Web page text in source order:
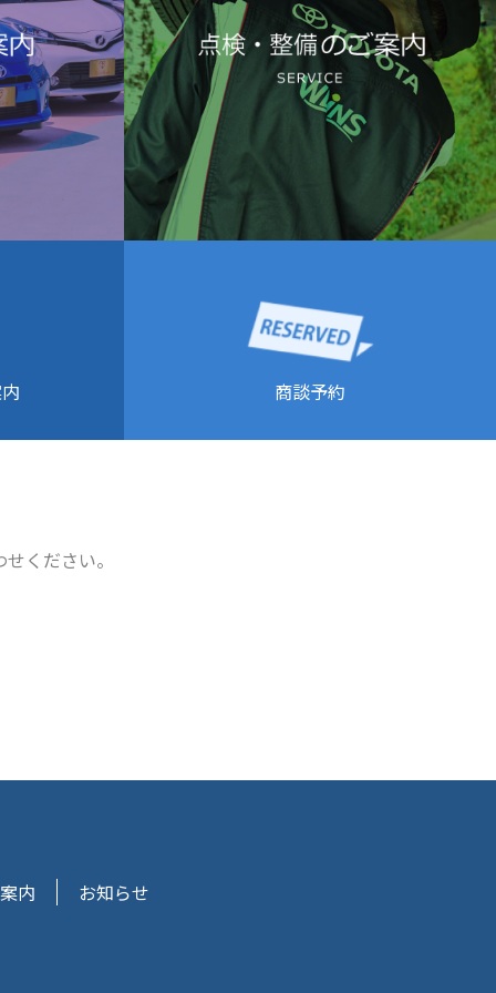
商談予約
ください。
内 お知らせ